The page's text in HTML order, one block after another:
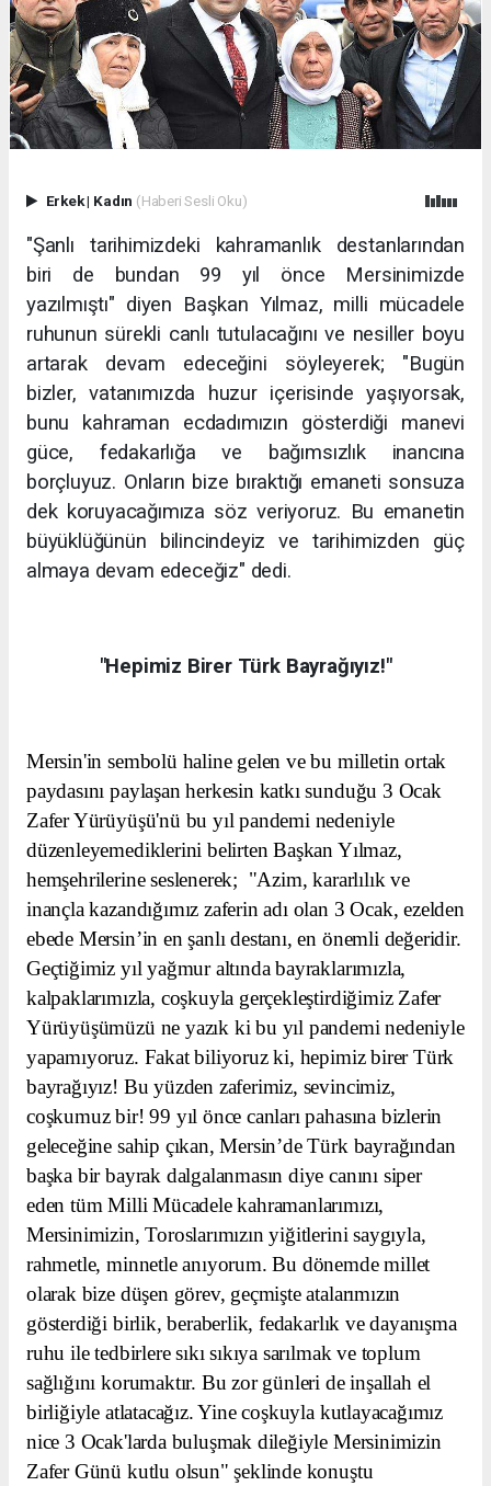
Erkek| Kadın (Haberi Sesli Oku)
"Şanlı tarihimizdeki kahramanlık destanlarından
biri de bundan 99 yıl önce Mersinimizde
yazılmıştı" diyen Başkan Yılmaz, milli mücadele
ruhunun sürekli canlı tutulacağını ve nesiller boyu
artarak devam edeceğini söyleyerek; "Bugün
bizler, vatanımızda huzur içerisinde yaşıyorsak,
bunu kahraman ecdadımızın gösterdiği manevi
güce, fedakarlığa ve bağımsızlık inancına
borçluyuz. Onların bize bıraktığı emaneti sonsuza
dek koruyacağımıza söz veriyoruz. Bu emanetin
büyüklüğünün bilincindeyiz ve tarihimizden güç
almaya devam edeceğiz" dedi.
"Hepimiz Birer Türk Bayrağıyız!"
Mersin'in sembolü haline gelen ve bu milletin ortak
paydasını paylaşan herkesin katkı sunduğu 3 Ocak
Zafer Yürüyüşü'nü bu yıl pandemi nedeniyle
düzenleyemediklerini belirten Başkan Yılmaz,
hemşehrilerine seslenerek; "Azim, kararlılık ve
inançla kazandığımız zaferin adı olan 3 Ocak, ezelden
ebede Mersin’in en şanlı destanı, en önemli değeridir.
Geçtiğimiz yıl yağmur altında bayraklarımızla,
kalpaklarımızla, coşkuyla gerçekleştirdiğimiz Zafer
Yürüyüşümüzü ne yazık ki bu yıl pandemi nedeniyle
yapamıyoruz. Fakat biliyoruz ki, hepimiz birer Türk
bayrağıyız! Bu yüzden zaferimiz, sevincimiz,
coşkumuz bir! 99 yıl önce canları pahasına bizlerin
geleceğine sahip çıkan, Mersin’de Türk bayrağından
başka bir bayrak dalgalanmasın diye canını siper
eden tüm Milli Mücadele kahramanlarımızı,
Mersinimizin, Toroslarımızın yiğitlerini saygıyla,
rahmetle, minnetle anıyorum. Bu dönemde millet
olarak bize düşen görev, geçmişte atalarımızın
gösterdiği birlik, beraberlik, fedakarlık ve dayanışma
ruhu ile tedbirlere sıkı sıkıya sarılmak ve toplum
sağlığını korumaktır. Bu zor günleri de inşallah el
birliğiyle atlatacağız. Yine coşkuyla kutlayacağımız
nice 3 Ocak'larda buluşmak dileğiyle Mersinimizin
Zafer Günü kutlu olsun" şeklinde konuştu